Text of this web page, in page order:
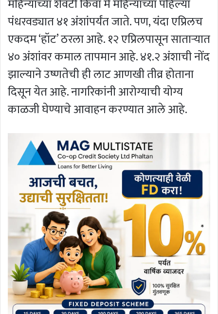
महिन्याच्या शेवटी किंवा मे महिन्याच्या पहिल्या
पंधरवड्यात ४१ अंशांपर्यंत जाते. पण, यंदा एप्रिलच
एकदम ‘हॉट’ ठरला आहे. १२ एप्रिलपासून साताऱ्यात
४० अंशांवर कमाल तापमान आहे. ४१.२ अंशाची नोंद
झाल्याने उष्णतेची ही लाट आणखी तीव्र होताना
दिसून येत आहे. नागरिकांनी आरोग्याची योग्य
काळजी घेण्याचे आवाहन करण्यात आले आहे.